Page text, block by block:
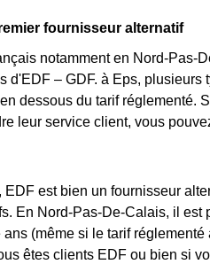
fournisseur alternatif
notamment en Nord-Pas-
– GDF. à Eps, plusieurs
dessous du tarif réglementé.
leur service client, vous
est bien un fournisseur
En Nord-Pas-De-Calais, il
(même si le tarif
êtes clients EDF ou bien si